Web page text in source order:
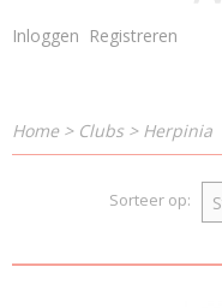
Inloggen Registreren
Home> Clubs > Herpinia
Sorteer op: